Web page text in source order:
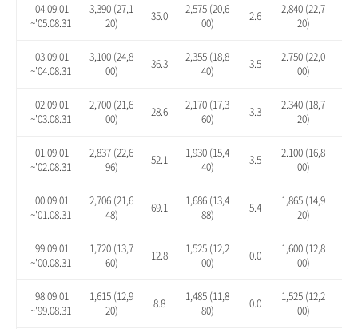
'04.09.01
~'05.08.31
3,390 (27,1
20)
35.0
2,575 (20,6
00)
2.6
2,840 (22,7
20)
'03.09.01
~'04.08.31
3,100 (24,8
00)
36.3
2,355 (18,8
40)
3.5
2.750 (22,0
00)
'02.09.01
~'03.08.31
2,700 (21,6
00)
28.6
2,170 (17,3
60)
3.3
2.340 (18,7
20)
'01.09.01
~'02.08.31
2,837 (22,6
96)
52.1
1,930 (15,4
40)
3.5
2.100 (16,8
00)
'00.09.01
~'01.08.31
2,706 (21,6
48)
69.1
1,686 (13,4
88)
5.4
1,865 (14,9
20)
'99.09.01
~'00.08.31
1,720 (13,7
60)
12.8
1,525 (12,2
00)
0.0
1,600 (12,8
00)
'98.09.01
~'99.08.31
1,615 (12,9
20)
8.8
1,485 (11,8
80)
0.0
1,525 (12,2
00)